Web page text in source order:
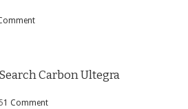
Carbon Ultegra
1 Comment